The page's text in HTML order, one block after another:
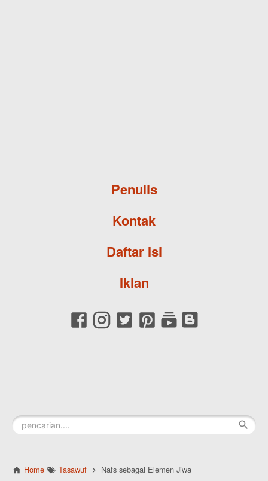
Penulis
Kontak
Daftar Isi
Iklan
Home Tasawuf Nafs sebagai Elemen Jiwa